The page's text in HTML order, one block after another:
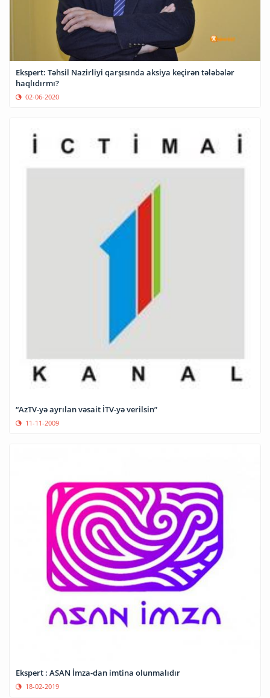
Ekspert: Təhsil Nazirliyi qarşısında aksiya keçirən tələbələr
haqlıdırmı?
02-06-2020
“AzTV-yə ayrılan vəsait İTV-yə verilsin”
11-11-2009
Ekspert : ASAN İmza-dan imtina olunmalıdır
18-02-2019